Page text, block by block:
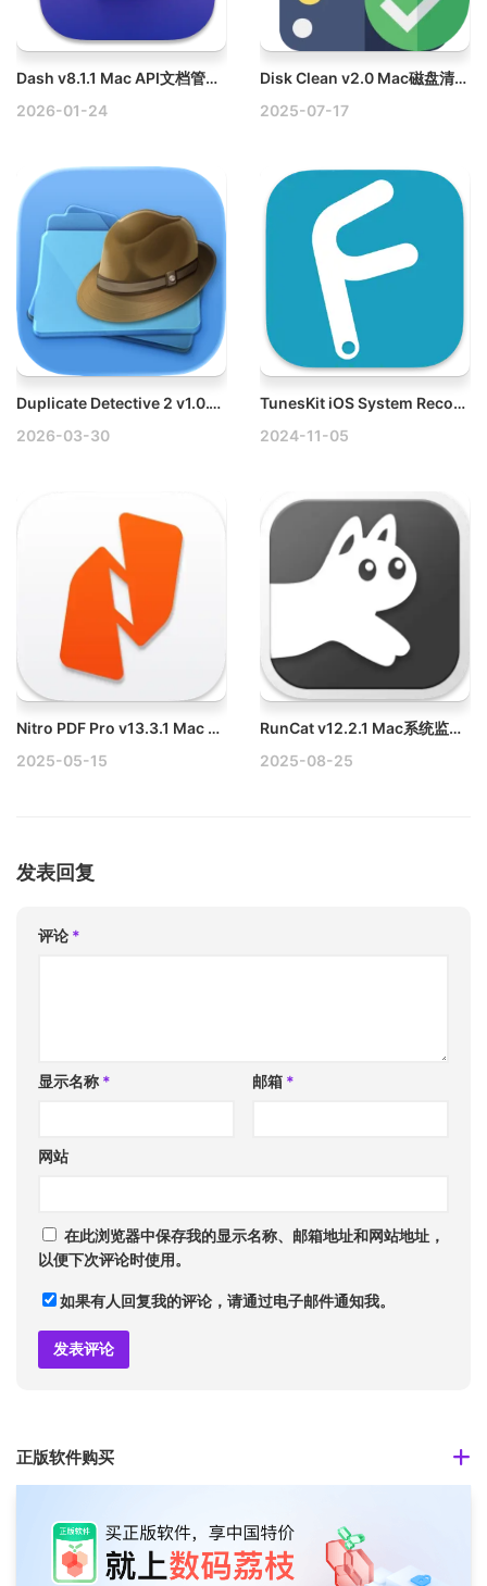
Dash v8.1.1 Mac API文档管理软件破解版
2026-01-24
Disk Clean v2.0 Mac磁盘清理工具破解版
2025-07-17
Duplicate Detective 2 v1.0.171 Mac文件清理工具破解版
2026-03-30
TunesKit iOS System Recovery v4.5.0.41 Mac IOS设备系统恢复工具破解版
2024-11-05
Nitro PDF Pro v13.3.1 Mac PDF编辑软件破解版
2025-05-15
RunCat v12.2.1 Mac系统监控菜单栏小工具
2025-08-25
发表回复
评论 *
显示名称 * 邮箱 *
网站
在此浏览器中保存我的显示名称、邮箱地址和网站地址，
以便下次评论时使用。
如果有人回复我的评论，请通过电子邮件通知我。
正版软件购买